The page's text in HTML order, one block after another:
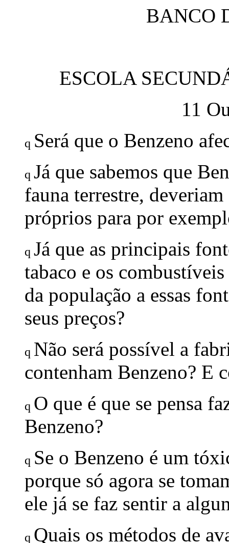
BANCO
ESCOLA
11
q Será que o Benzeno
q Já que sabemos que
fauna terrestre,
próprios para por
q Já que as principais
tabaco e os
da população a essas
seus preços?
q Não será possível a
contenham Benzeno? E
q O que é que se pensa
Benzeno?
q Se o Benzeno é um
porque só agora se
ele já se faz sentir a
q Quais os métodos de